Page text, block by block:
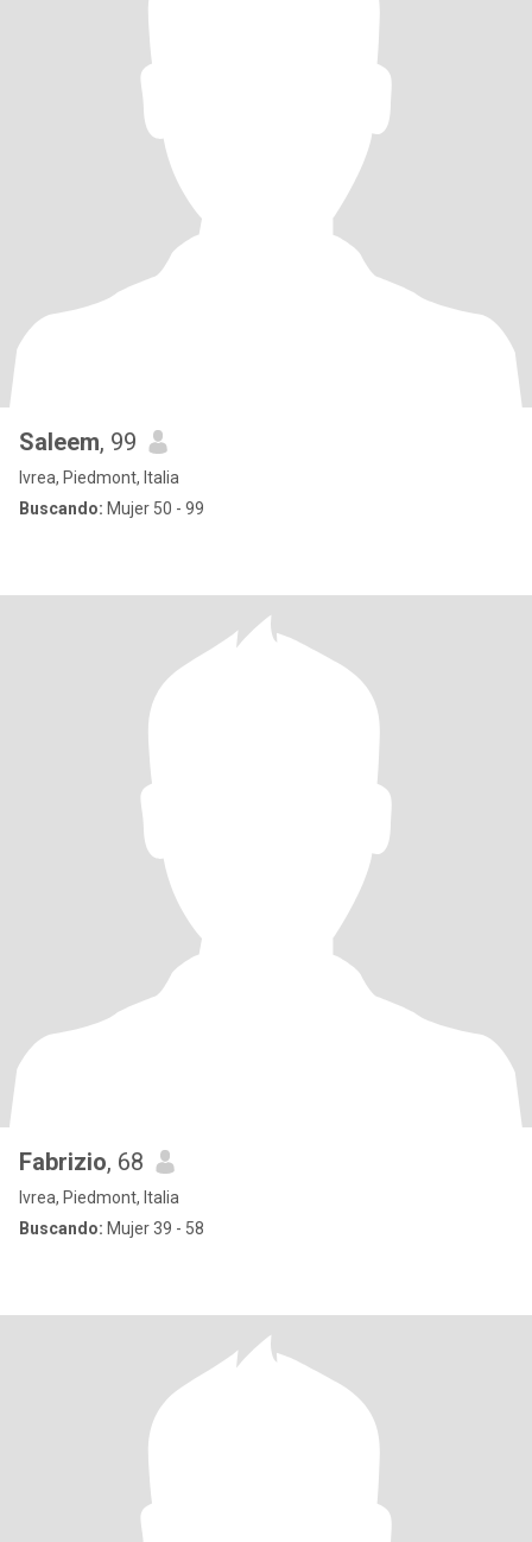
Saleem, 99
Ivrea, Piedmont, Italia
Buscando: Mujer 50 - 99
Fabrizio, 68
Ivrea, Piedmont, Italia
Buscando: Mujer 39 - 58